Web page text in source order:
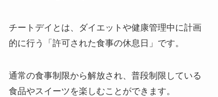
チートデイとは、ダイエットや健康管理中に計画
的に行う「許可された食事の休息日」です。
通常の食事制限から解放され、普段制限している
食品やスイーツを楽しむことができます。